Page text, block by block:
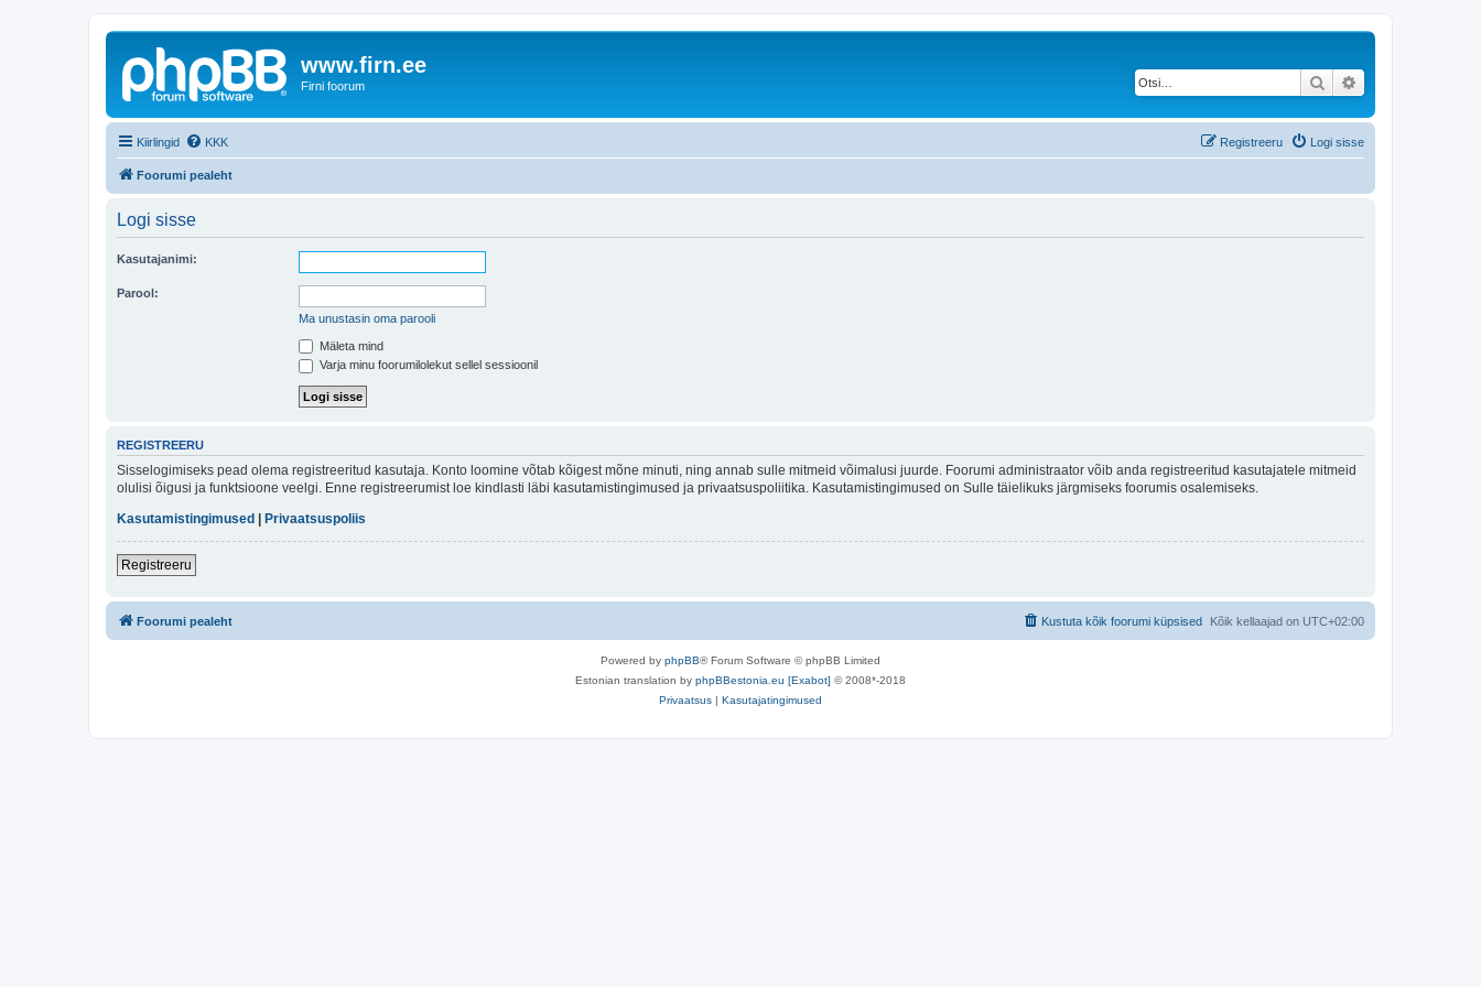
www.firn.ee
Firni foorum Otsi
Kiirlingid KKK Logi sisse
Registreeru
Foorumi pealeht
Logi sisse
Kasutajanimi:
Parool:
Ma unustasin oma parooli
Mäleta mind
Varja minu foorumilolekut sellel sessioonil
REGISTREERU
Sisselogimiseks pead olema registreeritud kasutaja. Konto loomine võtab kõigest mõne minuti, ning annab sulle mitmeid võimalusi juurde. Foorumi administraator võib anda registreeritud kasutajatele mitmeid
olulisi õigusi ja funktsioone veelgi. Enne registreerumist loe kindlasti läbi kasutamistingimused ja privaatsuspoliitika. Kasutamistingimused on Sulle täielikuks järgmiseks foorumis osalemiseks.
Kasutamistingimused
Privaatsuspoliis
Registreeru
Foorumi pealeht Kõik kellaajad on UTC+02:00
Kustuta kõik foorumi küpsised
Powered by phpBB® Forum Software © phpBB Limited
Estonian translation by phpBBestonia.eu [Exabot] © 2008*-2018
Privaatsus | Kasutajatingimused